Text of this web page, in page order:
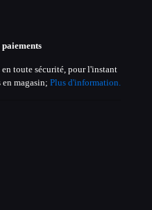
paiements
en toute sécurité, pour l'instant
magasin; Plus d'information.